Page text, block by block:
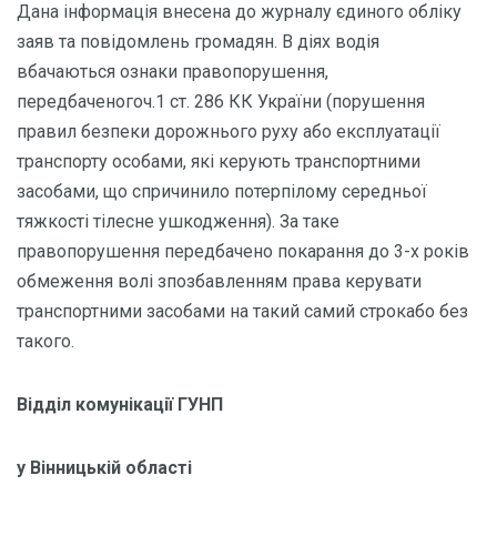
Дана інформація внесена до журналу єдиного обліку
заяв та повідомлень громадян. В діях водія
вбачаються ознаки правопорушення,
передбаченогоч.1 ст. 286 КК України (порушення
правил безпеки дорожнього руху або експлуатації
транспорту особами, які керують транспортними
засобами, що спричинило потерпілому середньої
тяжкості тілесне ушкодження). За таке
правопорушення передбачено покарання до 3-х років
обмеження волі зпозбавленням права керувати
транспортними засобами на такий самий строкабо без
такого.
Відділ комунікації ГУНП
у Вінницькій області